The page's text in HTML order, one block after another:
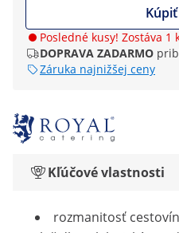
Posledné kusy! Zostáva 1
DOPRAVA ZADARMO
Záruka najnižšej ceny
Kľúčové vlastnosti
rozmanitosť